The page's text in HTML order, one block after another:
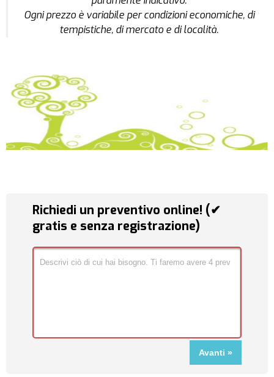
Ogni prezzo è variabile per condizioni economiche, di
tempistiche, di mercato e di località.
Richiedi un preventivo online! (✔
gratis e senza registrazione)